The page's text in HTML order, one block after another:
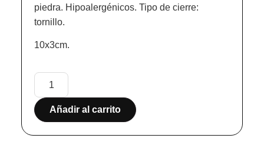
piedra. Hipoalergénicos. Tipo de cierre:
tornillo.
10x3cm.
Añadir al carrito